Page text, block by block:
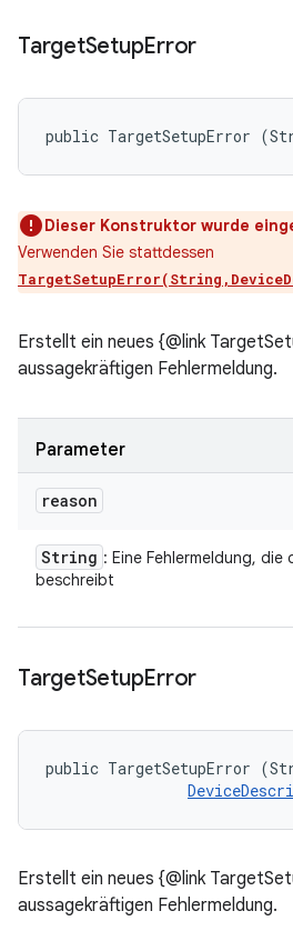
TargetSetupError
public TargetSetupError
Dieser Konstruktor wurde
Verwenden Sie stattdessen
Erstellt ein neues {@link
aussagekräftigen Fehlermeldung.
Parameter
reason
String : Eine Fehlermeldung, die
beschreibt
TargetSetupError
public TargetSetupError
Erstellt ein neues {@link
aussagekräftigen Fehlermeldung.